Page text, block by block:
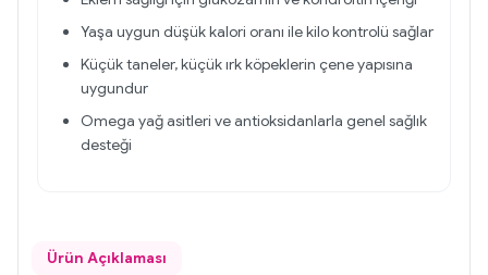
Yaşa uygun düşük kalori oranı ile kilo kontrolü sağlar
Küçük taneler, küçük ırk köpeklerin çene yapısına
uygundur
Omega yağ asitleri ve antioksidanlarla genel sağlık
desteği
Ürün Açıklaması